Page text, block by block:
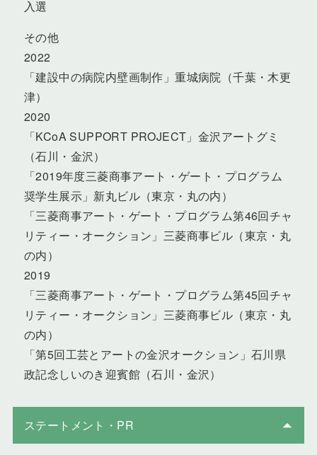
入選
その他
2022
「建設中の病院内壁画制作」重城病院（千葉・木更
津）
2020
「KCoA SUPPORT PROJECT」金沢アートグミ
（石川・金沢）
「2019年度三菱商事アート・ゲート・プログラム
奨学生展示」新丸ビル（東京・丸の内）
「三菱商事アート・ゲート・プログラム第46回チャ
リティー・オークション」三菱商事ビル（東京・丸
の内）
2019
「三菱商事アート・ゲート・プログラム第45回チャ
リティー・オークション」三菱商事ビル（東京・丸
の内）
「第5回工芸とアートの金沢オークション」石川県
政記念しいのき迎賓館（石川・金沢）
ステートメント・PR